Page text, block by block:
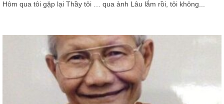
Hôm qua tôi gặp lại Thầy tôi … qua ảnh Lâu lắm rồi, tôi không...